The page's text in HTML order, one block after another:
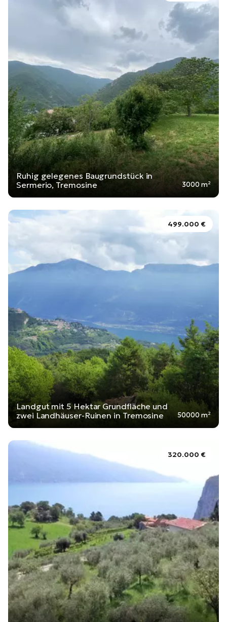
Ruhig gelegenes Baugrundstück in
Sermerio, Tremosine
3000 m²
499.000 €
Landgut mit 5 Hektar Grundfläche und
zwei Landhäuser-Ruinen in Tremosine
50000 m²
320.000 €